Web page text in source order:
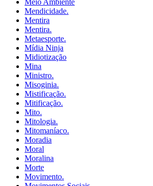
Meio Ambiente
Mendicidade.
Mentira
Mentira.
Metaesporte.
Mídia Ninja
Midiotização
Mina
Ministro.
Misoginia.
Mistificação.
Mitificação.
Mito.
Mitologia.
Mitomaníaco.
Moradia
Moral
Moralina
Morte
Movimento.